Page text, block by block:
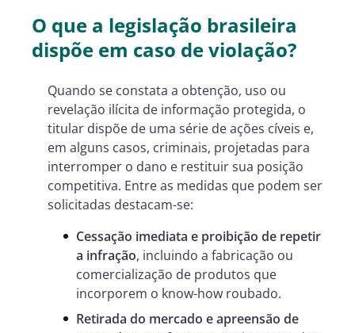
O que a legislação brasileira
dispõe em caso de violação?
Quando se constata a obtenção, uso ou
revelação ilícita de informação protegida, o
titular dispõe de uma série de ações cíveis e,
em alguns casos, criminais, projetadas para
interromper o dano e restituir sua posição
competitiva. Entre as medidas que podem ser
solicitadas destacam-se:
Cessação imediata e proibição de repetir
a infração, incluindo a fabricação ou
comercialização de produtos que
incorporem o know-how roubado.
Retirada do mercado e apreensão de